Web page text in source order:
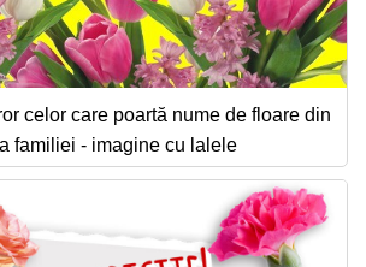
celor care poartă nume de floare din
familiei - imagine cu lalele